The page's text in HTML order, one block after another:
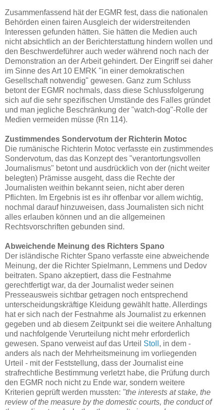
Zusammenfassend hät der EGMR fest, dass die nationalen
Behörden einen fairen Ausgleich der widerstreitenden
Interessen gefunden hätten. Sie hätten die Medien auch
nicht absichtlich an der Berichterstattung hindern wollen und
den Beschwerdeführer auch weder während noch nach der
Demonstration an der Arbeit gehindert. Der Eingriff sei daher
im Sinne des Art 10 EMRK "in einer demokratischen
Gesellschaft notwendig" gewesen. Ganz zum Schluss
betont der EGMR nochmals, dass diese Schlussfolgerung
sich auf die sehr spezifischen Umstände des Falles gründet
und man jegliche Beschränkung der "watch-dog"-Rolle der
Medien vermeiden müsse (Rn 114).
Zustimmendes Sondervotum der Richterin Motoc
Die rumänische Richterin Motoc verfasste ein zustimmendes
Sondervotum, das das Konzept des "verantortungsvollen
Journalismus" betont und ausdrücklich von der (nicht weiter
belegten) Prämisse ausgeht, dass die Rechte der
Journalisten weithin bekannt seien, nicht aber deren
Pflichten. Im Ergebnis ist es ihr offenbar vor allem wichtig,
nochmal darauf hinzuweisen, dass Journalisten sich nicht
alles erlauben können und an die allgemeinen
Rechtsvorschriften gebunden sind.
Abweichende Meinung des Richters Spano
Der isländische Richter Spano verfasste eine abweichende
Meinung, der die Richter Spielmann, Lemmens und Dedov
beitraten. Spano akzeptiert, dass die Festnahme
gerechtfertigt war, da der Journalist weder seinen
Presseausweis sichtbar getragen noch entsprechend
unterscheidungskräftige Kleidung gewählt hatte. Allerdings
hat er sich nach der Festnahme als Journalist zu erkennen
gegeben und ab diesem Zeitpunkt sei die weitere Anhaltung
und nachfolgende Verurteilung nicht mehr erforderlich
gewesen. Spano verweist auf das Urteil Stoll , in dem -
anders als nach der Mehrheitsmeinung im vorliegenden
Urteil - mit der Feststellung, dass der Journalist eine
strafrechtliche Bestimmung verletzt habe, die Prüfung durch
den EGMR noch nicht zu Ende war, sondern weitere
Kriterien geprüft werden mussten: "the interests at stake, the
review of the measure by the domestic courts, the conduct of